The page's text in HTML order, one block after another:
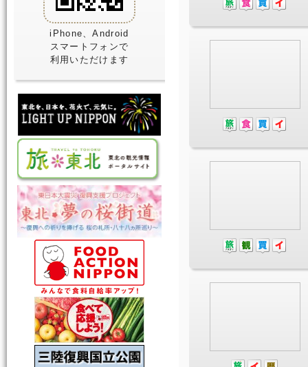
iPhone、Android
スマートフォンで
利用いただけます